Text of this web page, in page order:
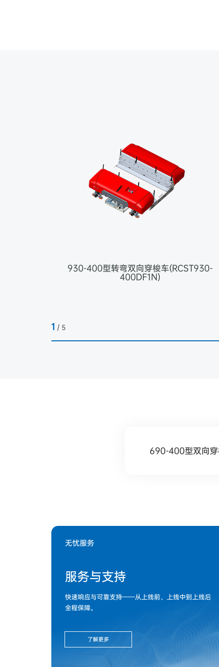
930-400型转弯双向穿梭车(RCST930-
400DF1N)
1 / 5
690-400型双向
无忧服务
服务与支持
快速响应与可靠支持——从上线前、上线中到上线后
全程保障。
了解更多